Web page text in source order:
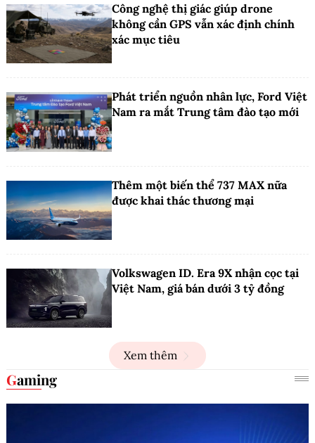
Công nghệ thị giác giúp drone
không cần GPS vẫn xác định chính
xác mục tiêu
Phát triển nguồn nhân lực, Ford Việt
Nam ra mắt Trung tâm đào tạo mới
Thêm một biến thể 737 MAX nữa
được khai thác thương mại
Volkswagen ID. Era 9X nhận cọc tại
Việt Nam, giá bán dưới 3 tỷ đồng
Xem thêm
Gaming